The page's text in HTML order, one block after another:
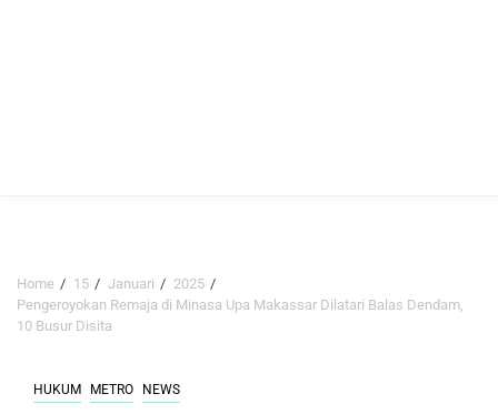
Home 15 Januari
2025
Pengeroyokan Remaja di Minasa Upa Makassar Dilatari Balas Dendam,
10 Busur Disita
HUKUM METRO NEWS